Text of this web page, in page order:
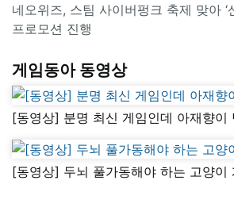
네오위즈, 스팀 사이버펑크 축제 맞아 ‘
프로모션 진행
게임동아 동영상
[동영상] 분명 최신 게임인데 아재향이
[동영상] 두뇌 풀가동해야 하는 고양이